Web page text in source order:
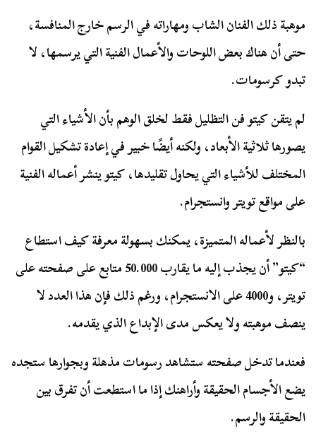
موهبة ذلك الفنان الشاب ومهاراته في الرسم خارج المنافسة،
حتى أن هناك بعض اللوحات والأعمال الفنية التي يرسمها، لا
تبدو كرسومات.
لم يتقن كيتو فن التظليل فقط لخلق الوهم بأن الأشياء التي
يصورها ثلاثية الأبعاد، ولكنه أيضًا خبير في إعادة تشكيل القوام
المختلف للأشياء التي يحاول تقليدها، كيتو ينشر أعماله الفنية
على مواقع تويتر وانستجرام.
بالنظر لأعماله المتميزة، يمكنك بسهولة معرفة كيف استطاع
“كيتو” أن يجذب إليه ما يقارب 50.000 متابع على صفحته على
تويتر، و4000 على الانستجرام، ورغم ذلك فإن هذا العدد لا
ينصف موهبته ولا يعكس مدى الإبداع الذي يقدمه.
فعندما تدخل صفحته ستشاهد رسومات مذهلة وبجوارها ستجده
يضع الأجسام الحقيقة وأراهنك إذا ما استطعت أن تفرق بين
الحقيقة والرسم.